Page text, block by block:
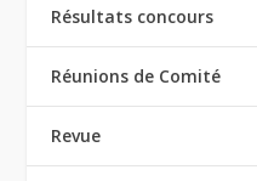
Résultats concours
Réunions de Comité
Revue